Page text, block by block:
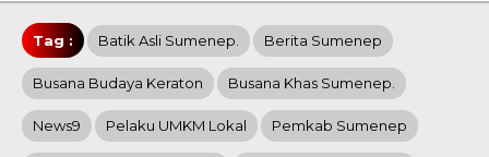
Tag : Batik Asli Sumenep. Berita Sumenep
Busana Budaya Keraton Busana Khas Sumenep.
News9 Pelaku UMKM Lokal Pemkab Sumenep